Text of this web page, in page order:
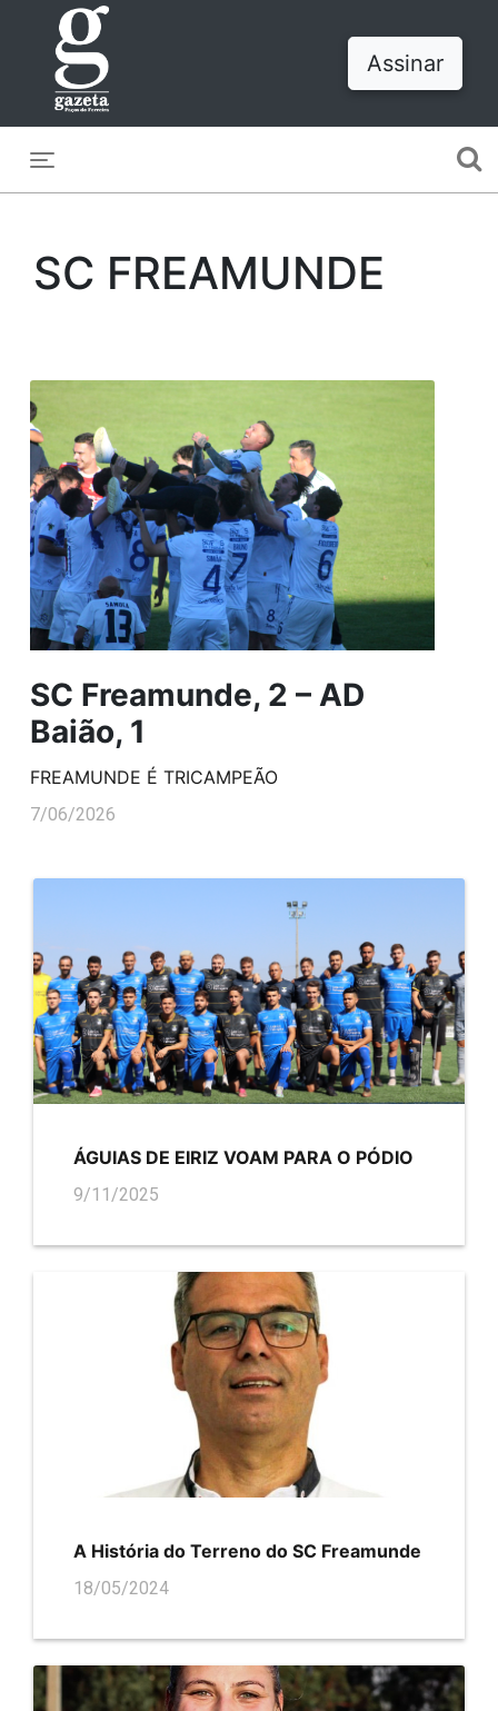
Assinar
SC FREAMUNDE
SC Freamunde, 2 – AD
Baião, 1
FREAMUNDE É TRICAMPEÃO
7/06/2026
ÁGUIAS DE EIRIZ VOAM PARA O PÓDIO
9/11/2025
A História do Terreno do SC Freamunde
18/05/2024